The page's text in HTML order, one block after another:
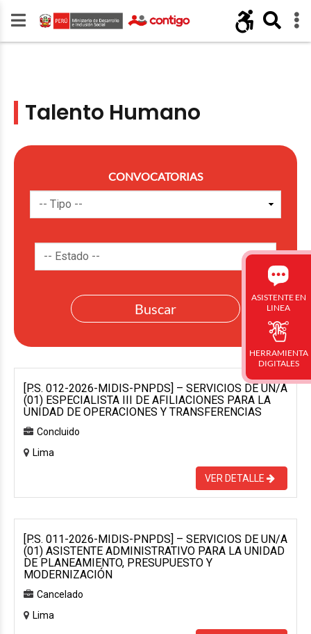
Talento Humano
CONVOCATORIAS
[P.S. 012-2026-MIDIS-PNPDS] – SERVICIOS DE UN/A
(01) ESPECIALISTA III DE AFILIACIONES PARA LA
UNIDAD DE OPERACIONES Y TRANSFERENCIAS
Concluido
Lima
VER DETALLE
[P.S. 011-2026-MIDIS-PNPDS] – SERVICIOS DE UN/A
(01) ASISTENTE ADMINISTRATIVO PARA LA UNIDAD
DE PLANEAMIENTO, PRESUPUESTO Y
MODERNIZACIÓN
Cancelado
Lima
ASISTENTE EN
LINEA
HERRAMIENTA
DIGITALES